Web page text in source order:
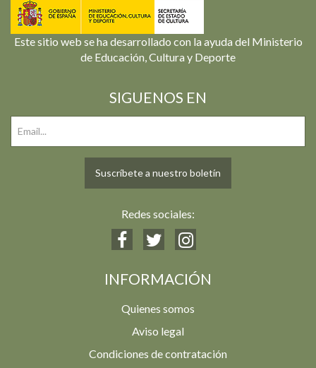
Este sitio web se ha desarrollado con la ayuda del Ministerio
de Educación, Cultura y Deporte
SIGUENOS EN
Suscríbete a nuestro boletín
Redes sociales:
INFORMACIÓN
Quienes somos
Aviso legal
Condiciones de contratación